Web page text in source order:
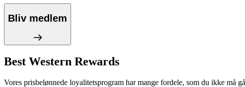
Bliv medlem
Best Western Rewards
Vores prisbelønnede loyalitetsprogram har mange fordele, som du ikke må